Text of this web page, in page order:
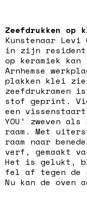
Zeefdrukken op
Kunstenaar Levi
in zijn
op keramiek
Arnhemse
plakken klei
zeefdrukramen
stof geprint.
een vissenstaart
YOU’ zweven
raam. Met
raam naar
verf, gemaakt
Het is gelukt,
fel af tegen de
Nu kan de oven